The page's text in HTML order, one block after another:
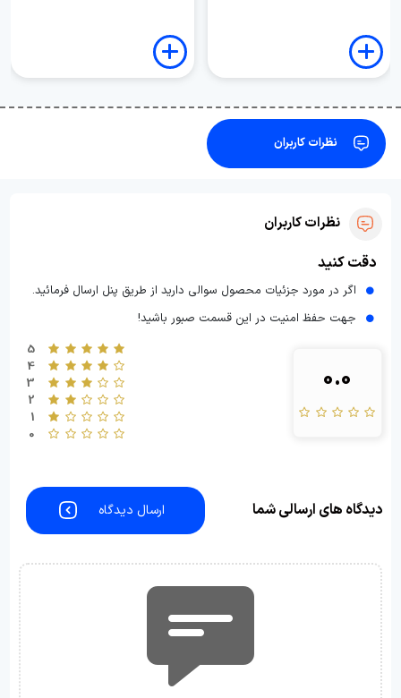
نظرات کاربران
نظرات کاربران
دقت کنید
اگر در مورد جزئیات محصول سوالی دارید از طریق پنل ارسال فرمائید.
جهت حفظ امنیت در این قسمت صبور باشید!
0.0
5
4
3
2
1
0
دیدگاه های ارسالی شما ارسال دیدگاه